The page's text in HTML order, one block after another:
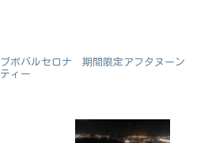
ブボバルセロナ 期間限定アフタヌーン
ティー